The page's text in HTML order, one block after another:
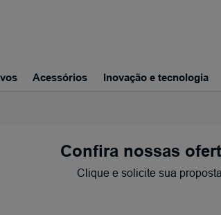
Acessórios Inovação e tecnologia
Confira nossas
Clique e solicite sua proposta